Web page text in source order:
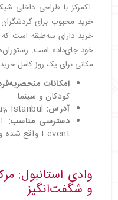
آکمرکز با طراحی داخلی
خرید محبوب برای
خرید دارای سه‌طبقه است که
خود جای‌داده است.
مکانی برای یک روز کامل
امکانات
کودکان و سینما.
آدرس:
دسترسی مناسب:
Levent واقع شده و دسترسی خوبی برای عموم دارد.
وادی استانبول:
و شگفت‌انگیز